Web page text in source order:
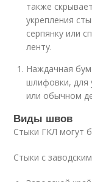
также
укрепления
серпянку или
ленту.
Наждачная
шлифовки, для
или обычном
Виды швов
Стыки ГКЛ могут
Стыки с